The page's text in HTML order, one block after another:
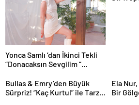
Yonca Samlı ‘dan İkinci Tekli
“Donacaksın Sevgilim “
Bullas & Emry’den Büyük
Sürpriz! “Kaç Kurtul” ile Tarz
Ela
Bir